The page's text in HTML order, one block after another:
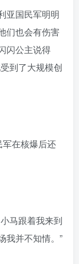
亚国民军明明
们也会有伤害
闪公主说得
到了大规模创
军在核爆后还
马跟着我来到
我并不知情。”